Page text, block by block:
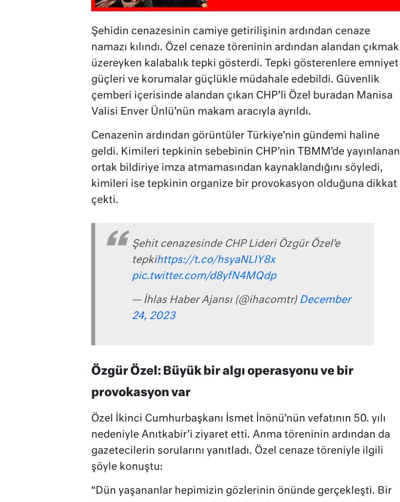
Şehidin cenazesinin camiye getirilişinin ardından cenaze
namazı kılındı. Özel cenaze töreninin ardından alandan çıkmak
üzereyken kalabalık tepki gösterdi. Tepki gösterenlere emniyet
güçleri ve korumalar güçlükle müdahale edebildi. Güvenlik
çemberi içerisinde alandan çıkan CHP’li Özel buradan Manisa
Valisi Enver Ünlü’nün makam aracıyla ayrıldı.
Cenazenin ardından görüntüler Türkiye’nin gündemi haline
geldi. Kimileri tepkinin sebebinin CHP’nin TBMM’de yayınlanan
ortak bildiriye imza atmamasından kaynaklandığını söyledi,
kimileri ise tepkinin organize bir provokasyon olduğuna dikkat
çekti.
Şehit cenazesinde CHP Lideri Özgür Özel’e
tepkihttps://t.co/hsyaNLIY8x
pic.twitter.com/d8yfN4MQdp
— İhlas Haber Ajansı (@ihacomtr) December
24, 2023
Özgür Özel: Büyük bir algı operasyonu ve bir
provokasyon var
Özel İkinci Cumhurbaşkanı İsmet İnönü’nün vefatının 50. yılı
nedeniyle Anıtkabir’i ziyaret etti. Anma töreninin ardından da
gazetecilerin sorularını yanıtladı. Özel cenaze töreniyle ilgili
şöyle konuştu:
“Dün yaşananlar hepimizin gözlerinin önünde gerçekleşti. Bir